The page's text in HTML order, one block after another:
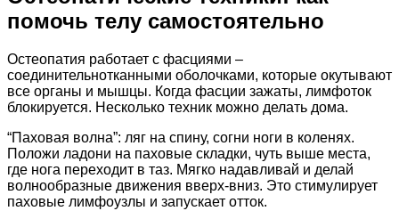
помочь телу самостоятельно
Остеопатия работает с фасциями –
соединительнотканными оболочками, которые окутывают
все органы и мышцы. Когда фасции зажаты, лимфоток
блокируется. Несколько техник можно делать дома.
“Паховая волна”: ляг на спину, согни ноги в коленях.
Положи ладони на паховые складки, чуть выше места,
где нога переходит в таз. Мягко надавливай и делай
волнообразные движения вверх-вниз. Это стимулирует
паховые лимфоузлы и запускает отток.